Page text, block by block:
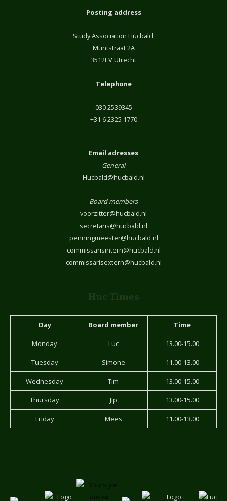
Posting address
Study Association Hucbald,
Muntstraat 2A
3512EV Utrecht
Telephone
030 2539345
+31 6 2325 1770
Email adresses
General
Hucbald@hucbald.nl
Board members
voorzitter@hucbald.nl
secretaris@hucbald.nl
penningmeester@hucbald.nl
commissarisintern@hucbald.nl
commissarisextern@hucbald.nl
Huc Times
Day Board member Time
Monday Luc 13.00-15.00
Tuesday Simone 11.00-13.00
Wednesday Tim 13.00-15.00
Thursday Jip 13.00-15.00
Friday Mees 11.00-13.00